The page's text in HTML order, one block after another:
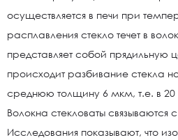
осуществляется в печи при
расплавления стекло течет в
представляет собой прядильную
происходит разбивание стекла
среднюю толщину 6 мкм, т.е. в 20
Волокна стекловаты
Исследования показывают, что